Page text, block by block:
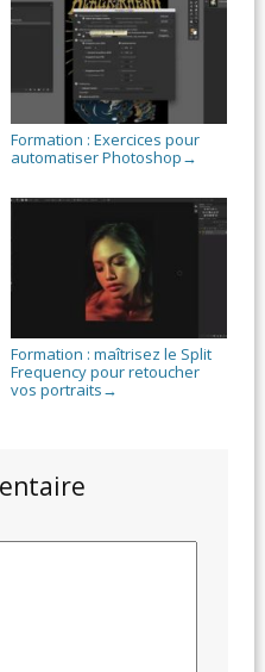
Formation : Exercices pour
automatiser Photoshop →
Formation : maîtrisez le Split
Frequency pour retoucher
vos portraits →